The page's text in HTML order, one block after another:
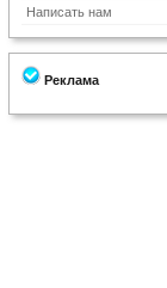
Написать нам
Реклама